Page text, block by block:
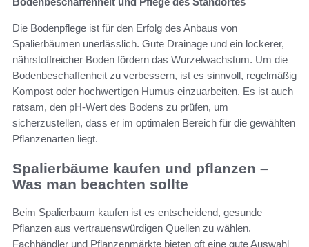
Die Bodenpflege ist für den Erfolg des Anbaus von
Spalierbäumen unerlässlich. Gute Drainage und ein lockerer,
nährstoffreicher Boden fördern das Wurzelwachstum. Um die
Bodenbeschaffenheit zu verbessern, ist es sinnvoll, regelmäßig
Kompost oder hochwertigen Humus einzuarbeiten. Es ist auch
ratsam, den pH-Wert des Bodens zu prüfen, um
sicherzustellen, dass er im optimalen Bereich für die gewählten
Pflanzenarten liegt.
Spalierbäume kaufen und pflanzen –
Was man beachten sollte
Beim Spalierbaum kaufen ist es entscheidend, gesunde
Pflanzen aus vertrauenswürdigen Quellen zu wählen.
Fachhändler und Pflanzenmärkte bieten oft eine gute Auswahl